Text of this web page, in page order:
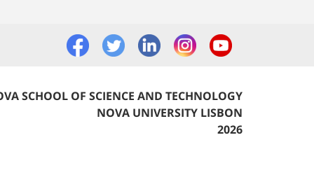
SCHOOL OF SCIENCE AND TECHNOLOGY
NOVA UNIVERSITY LISBON
2026